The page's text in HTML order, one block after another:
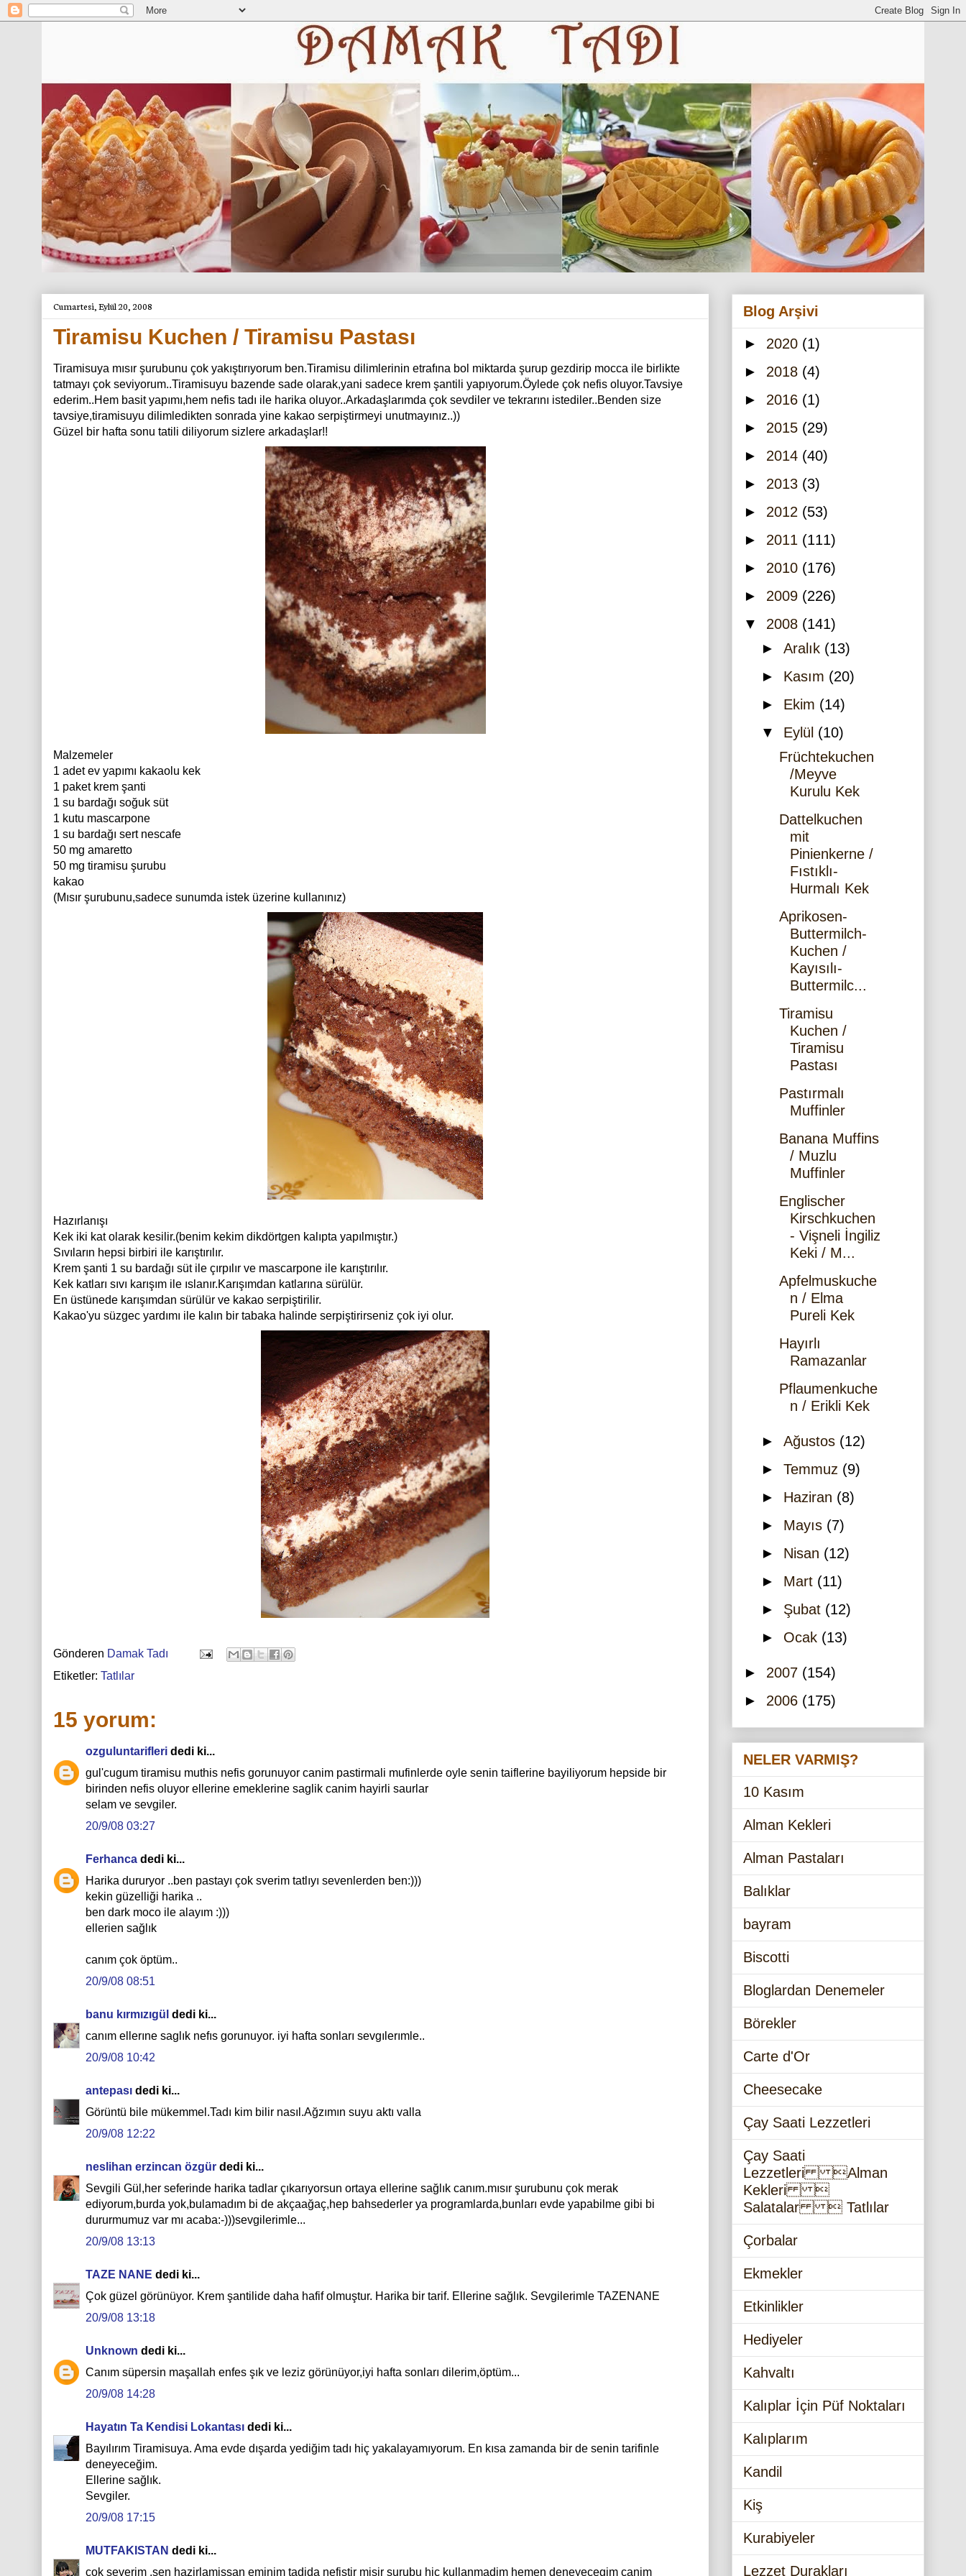
Cumartesi, Eylül 20, 2008
Tiramisu Kuchen / Tiramisu Pastası
Tiramisuya mısır şurubunu çok yakıştırıyorum ben.Tiramisu dilimlerinin etrafına bol miktarda şurup gezdirip mocca ile birlikte
tatmayı çok seviyorum..Tiramisuyu bazende sade olarak,yani sadece krem şantili yapıyorum.Öylede çok nefis oluyor.Tavsiye
ederim..Hem basit yapımı,hem nefis tadı ile harika oluyor..Arkadaşlarımda çok sevdiler ve tekrarını istediler..Benden size
tavsiye,tiramisuyu dilimledikten sonrada yine kakao serpiştirmeyi unutmayınız..))
Güzel bir hafta sonu tatili diliyorum sizlere arkadaşlar!!
Malzemeler
1 adet ev yapımı kakaolu kek
1 paket krem şanti
1 su bardağı soğuk süt
1 kutu mascarpone
1 su bardağı sert nescafe
50 mg amaretto
50 mg tiramisu şurubu
kakao
(Mısır şurubunu,sadece sunumda istek üzerine kullanınız)
Hazırlanışı
Kek iki kat olarak kesilir.(benim kekim dikdörtgen kalıpta yapılmıştır.)
Sıvıların hepsi birbiri ile karıştırılır.
Krem şanti 1 su bardağı süt ile çırpılır ve mascarpone ile karıştırılır.
Kek katları sıvı karışım ile ıslanır.Karışımdan katlarına sürülür.
En üstünede karışımdan sürülür ve kakao serpiştirilir.
Kakao'yu süzgec yardımı ile kalın bir tabaka halinde serpiştirirseniz çok iyi olur.
Gönderen Damak Tadı
Etiketler: Tatlılar
15 yorum:
ozguluntarifleri dedi ki...
gul'cugum tiramisu muthis nefis gorunuyor canim pastirmali mufinlerde oyle senin taiflerine bayiliyorum hepside bir
birinden nefis oluyor ellerine emeklerine saglik canim hayirli saurlar
selam ve sevgiler.
20/9/08 03:27
Ferhanca dedi ki...
Harika dururyor ..ben pastayı çok sverim tatlıyı sevenlerden ben:)))
kekin güzelliği harika ..
ben dark moco ile alayım :)))
ellerien sağlık
canım çok öptüm..
20/9/08 08:51
banu kırmızıgül dedi ki...
canım ellerıne saglık nefıs gorunuyor. iyi hafta sonları sevgılerımle..
20/9/08 10:42
antepası dedi ki...
Görüntü bile mükemmel.Tadı kim bilir nasıl.Ağzımın suyu aktı valla
20/9/08 12:22
neslihan erzincan özgür dedi ki...
Sevgili Gül,her seferinde harika tadlar çıkarıyorsun ortaya ellerine sağlık canım.mısır şurubunu çok merak
ediyorum,burda yok,bulamadım bi de akçaağaç,hep bahsederler ya programlarda,bunları evde yapabilme gibi bi
dururmumuz var mı acaba:-)))sevgilerimle...
20/9/08 13:13
TAZE NANE dedi ki...
Çok güzel görünüyor. Krem şantilide daha hafif olmuştur. Harika bir tarif. Ellerine sağlık. Sevgilerimle TAZENANE
20/9/08 13:18
Unknown dedi ki...
Canım süpersin maşallah enfes şık ve leziz görünüyor,iyi hafta sonları dilerim,öptüm...
20/9/08 14:28
Hayatın Ta Kendisi Lokantası dedi ki...
Bayılırım Tiramisuya. Ama evde dışarda yediğim tadı hiç yakalayamıyorum. En kısa zamanda bir de senin tarifinle
deneyeceğim.
Ellerine sağlık.
Sevgiler.
20/9/08 17:15
MUTFAKISTAN dedi ki...
cok severim ,sen hazirlamissan eminim tadida nefistir misir surubu hic kullanmadim hemen deneyecegim canim
Blog Arşivi
► 2020 (1)
► 2018 (4)
► 2016 (1)
► 2015 (29)
► 2014 (40)
► 2013 (3)
► 2012 (53)
► 2011 (111)
► 2010 (176)
► 2009 (226)
▼ 2008 (141)
► Aralık (13)
► Kasım (20)
► Ekim (14)
▼ Eylül (10)
Früchtekuchen
/Meyve
Kurulu Kek
Dattelkuchen
mit
Pinienkerne /
Fıstıklı-
Hurmalı Kek
Aprikosen-
Buttermilch-
Kuchen /
Kayısılı-
Buttermilc...
Tiramisu
Kuchen /
Tiramisu
Pastası
Pastırmalı
Muffinler
Banana Muffins
/ Muzlu
Muffinler
Englischer
Kirschkuchen
- Vişneli İngiliz
Keki / M...
Apfelmuskuche
n / Elma
Pureli Kek
Hayırlı
Ramazanlar
Pflaumenkuche
n / Erikli Kek
► Ağustos (12)
► Temmuz (9)
► Haziran (8)
► Mayıs (7)
► Nisan (12)
► Mart (11)
► Şubat (12)
► Ocak (13)
► 2007 (154)
► 2006 (175)
NELER VARMIŞ?
10 Kasım
Alman Kekleri
Alman Pastaları
Balıklar
bayram
Biscotti
Bloglardan Denemeler
Börekler
Carte d'Or
Cheesecake
Çay Saati Lezzetleri
Çay Saati
Lezzetleri Alman
Kekleri 
Salatalar  Tatlılar
Çorbalar
Ekmekler
Etkinlikler
Hediyeler
Kahvaltı
Kalıplar İçin Püf Noktaları
Kalıplarım
Kandil
Kiş
Kurabiyeler
Lezzet Durakları